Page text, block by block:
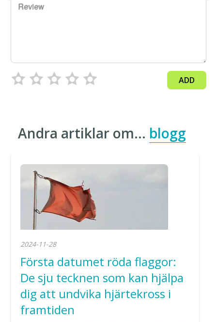
Review
ADD
Andra artiklar om… blogg
2024-11-28
Första datumet röda flaggor:
De sju tecknen som kan hjälpa
dig att undvika hjärtekross i
framtiden